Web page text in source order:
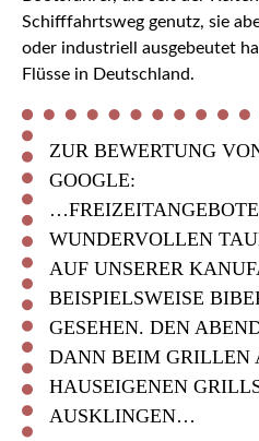
Schifffahrtsweg genutz, sie
oder industriell ausgebeutet
Flüsse in Deutschland.
ZUR BEWERTUNG
GOOGLE:
WUNDERVOLLEN
AUF UNSERER
BEISPIELSWEISE
GESEHEN. DEN ABEND
ANN BEIM GRILLEN
AUSEIGENEN
USKLINGEN…